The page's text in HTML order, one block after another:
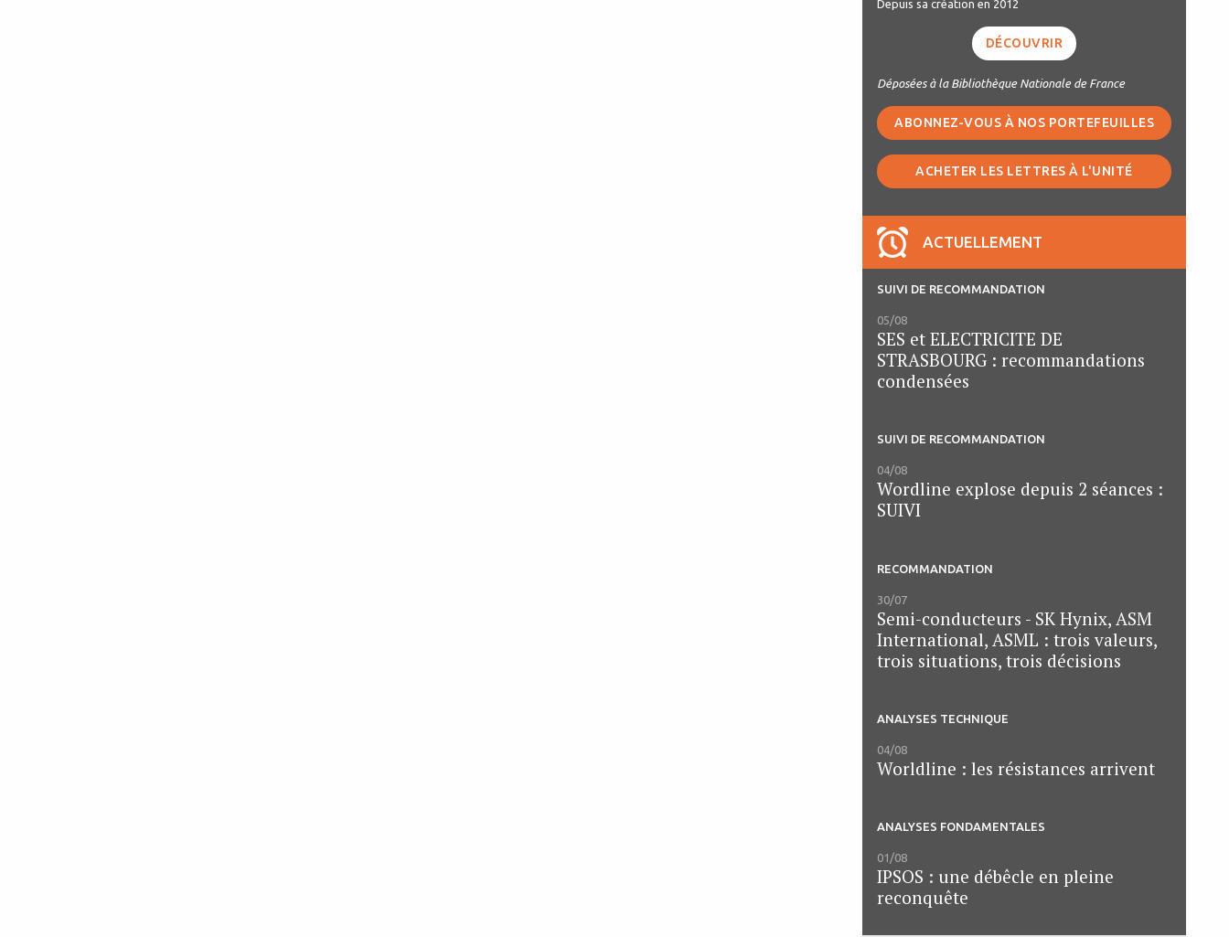
Depuis sa création en 2012
DÉCOUVRIR
Déposées à la Bibliothèque Nationale de France
ABONNEZ-VOUS À NOS PORTEFEUILLES
ACHETER LES LETTRES À L'UNITÉ
ACTUELLEMENT
SUIVI DE RECOMMANDATION
05/08
SES et ELECTRICITE DE
STRASBOURG : recommandations
condensées
SUIVI DE RECOMMANDATION
04/08
Wordline explose depuis 2 séances :
SUIVI
RECOMMANDATION
30/07
Semi-conducteurs - SK Hynix, ASM
International, ASML : trois valeurs,
trois situations, trois décisions
ANALYSES TECHNIQUE
04/08
Worldline : les résistances arrivent
ANALYSES FONDAMENTALES
01/08
IPSOS : une débêcle en pleine
reconquête